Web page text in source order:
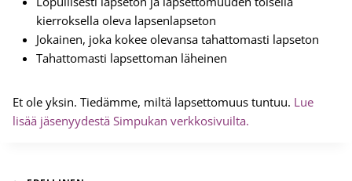
kierroksella oleva lapsenlapseton
Jokainen, joka kokee olevansa tahattomasti lapseton
Tahattomasti lapsettoman läheinen
Et ole yksin. Tiedämme, miltä lapsettomuus tuntuu. Lue
lisää jäsenyydestä Simpukan verkkosivuilta.